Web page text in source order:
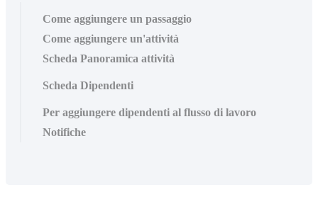
Come aggiungere un passaggio
Come aggiungere un'attività
Scheda Panoramica attività
Scheda Dipendenti
Per aggiungere dipendenti al flusso di lavoro
Notifiche